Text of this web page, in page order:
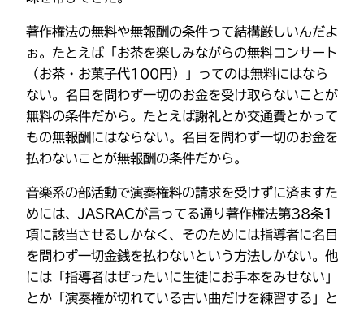
著作権法の無料や無報酬の条件って結構厳しいんだよ
ぉ。たとえば「お茶を楽しみながらの無料コンサート
（お茶・お菓子代100円）」ってのは無料にはなら
ない。名目を問わず一切のお金を受け取らないことが
無料の条件だから。たとえば謝礼とか交通費とかって
もの無報酬にはならない。名目を問わず一切のお金を
払わないことが無報酬の条件だから。
音楽系の部活動で演奏権料の請求を受けずに済ますた
めには、JASRACが言ってる通り著作権法第38条1
項に該当させるしかなく、そのためには指導者に名目
を問わず一切金銭を払わないという方法しかない。他
には「指導者はぜったいに生徒にお手本をみせない」
とか「演奏権が切れている古い曲だけを練習する」と